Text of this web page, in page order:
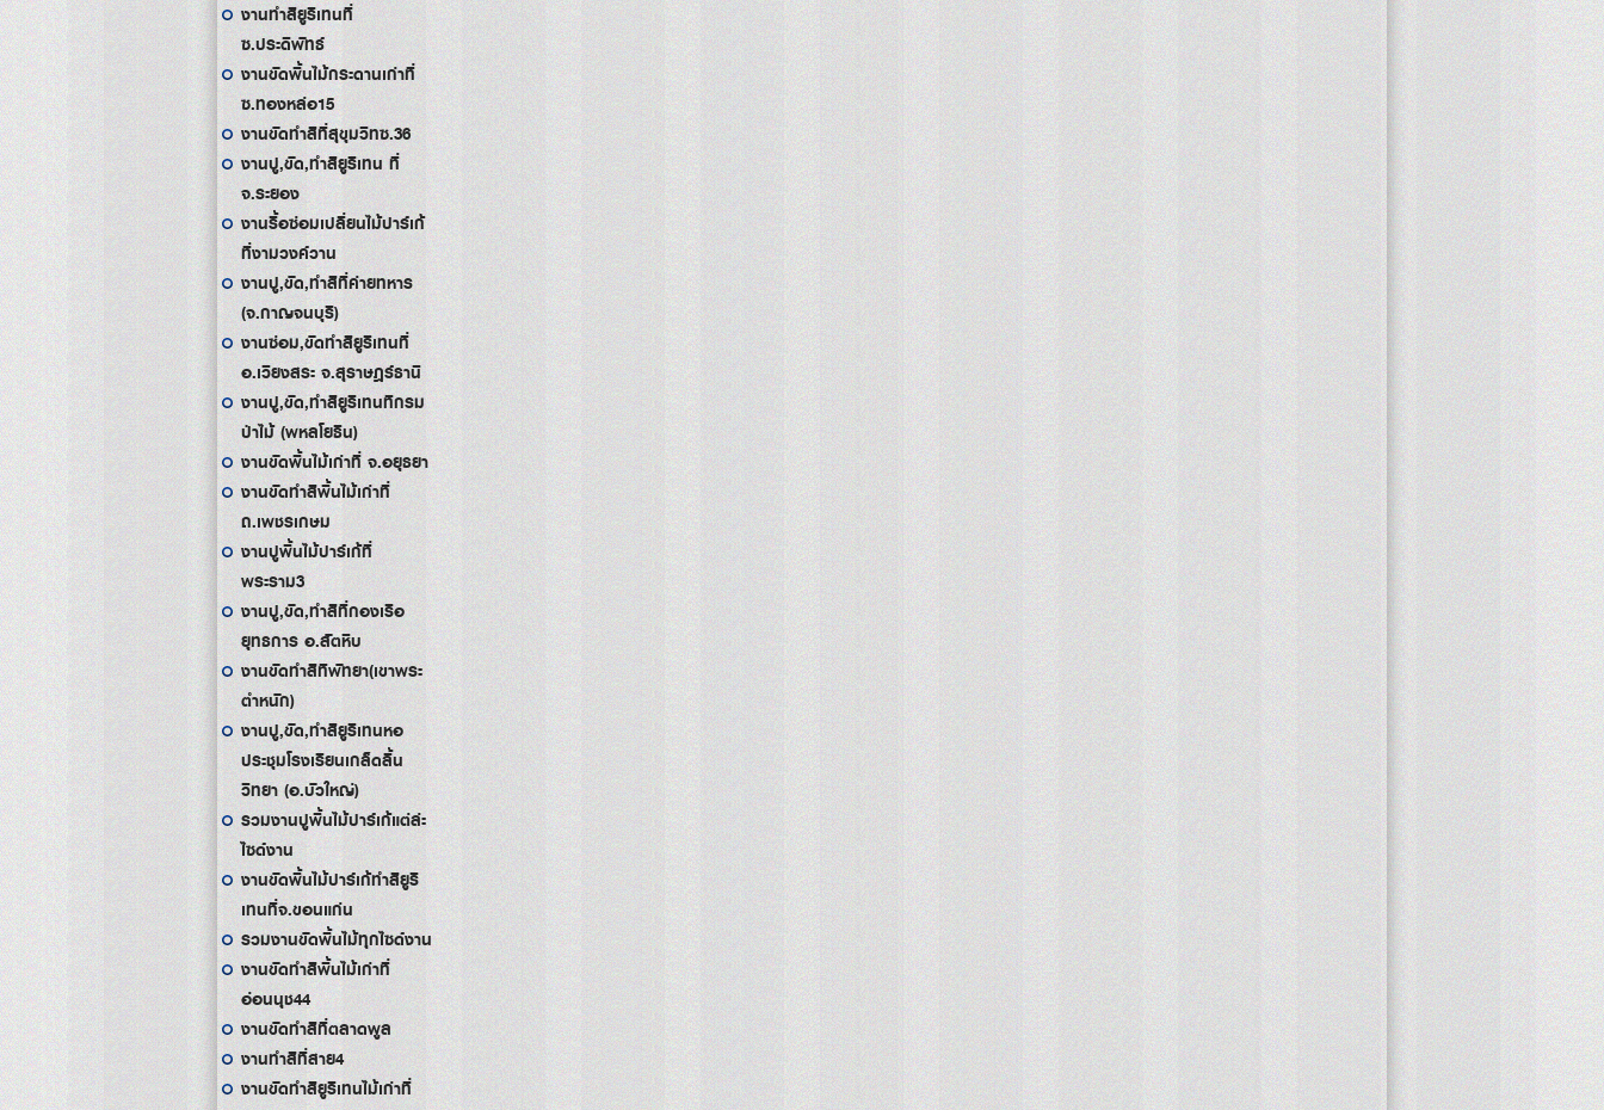
งานทำสียูริเทนที่
ซ.ประดิพัทธ์
งานขัดพื้นไม้กระดานเก่าที่
ซ.ทองหล่อ15
งานขัดทำสีที่สุขุมวิทซ.36
งานปู,ขัด,ทำสียูริเทน ที่
จ.ระยอง
งานรื้อซ่อมเปลี่ยนไม้ปาร์เก้
ที่งามวงค์วาน
งานปู,ขัด,ทำสีที่ค่ายทหาร
(จ.กาญจนบุรี)
งานซ่อม,ขัดทำสียูริเทนที่
อ.เวียงสระ จ.สุราษฎร์ธานี
งานปู,ขัด,ทำสียูริเทนทีกรม
ป่าไม้ (พหลโยธิน)
งานขัดพื้นไม้เก่าที่ จ.อยุธยา
งานขัดทำสีพื้นไม้เก่าที่
ถ.เพชรเกษม
งานปูพื้นไม้ปาร์เก้ที่
พระราม3
งานปู,ขัด,ทำสีที่กองเรือ
ยุทธการ อ.สัตหีบ
งานขัดทำสีทีพัทยา(เขาพระ
ตำหนัก)
งานปู,ขัด,ทำสียูริเทนหอ
ประชุมโรงเรียนเกล็ดลิ้น
วิทยา (อ.บัวใหญ่)
รวมงานปูพื้นไม้ปาร์เก้แต่ล่ะ
ไซด์งาน
งานขัดพื้นไม้ปาร์เก้ทำสียูริ
เทนที่จ.ขอนแก่น
รวมงานขัดพื้นไม้ทุกไซด์งาน
งานขัดทำสีพื้นไม้เก่าที่
อ่อนนุช44
งานขัดทำสีที่ตลาดพูล
งานทำสีที่สาย4
งานขัดทำสียูริเทนไม้เก่าที่